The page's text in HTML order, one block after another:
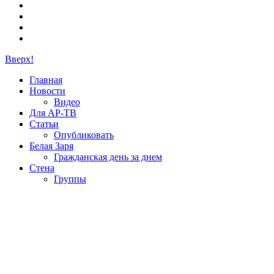
Вверх!
Главная
Новости
Видео
Для АР-ТВ
Статьи
Опубликовать
Белая Заря
Гражданская день за днем
Стена
Группы